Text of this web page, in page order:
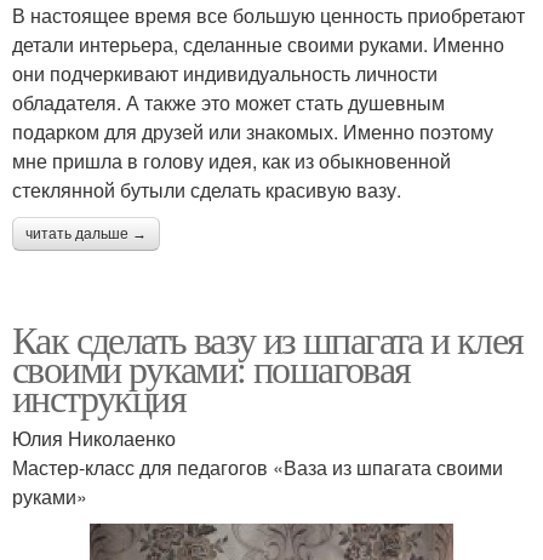
В настоящее время все большую ценность приобретают
детали интерьера, сделанные своими руками. Именно
они подчеркивают индивидуальность личности
обладателя. А также это может стать душевным
подарком для друзей или знакомых. Именно поэтому
мне пришла в голову идея, как из обыкновенной
стеклянной бутыли сделать красивую вазу.
читать дальше →
Как сделать вазу из шпагата и клея
своими руками: пошаговая
инструкция
Юлия Николаенко
Мастер-класс для педагогов «Ваза из шпагата своими
руками»